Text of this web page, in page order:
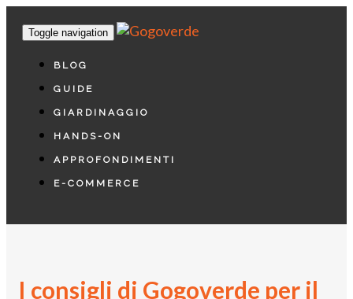
Toggle navigation
BLOG
GUIDE
GIARDINAGGIO
HANDS-ON
APPROFONDIMENTI
E-COMMERCE
I consigli di Gogoverde per il